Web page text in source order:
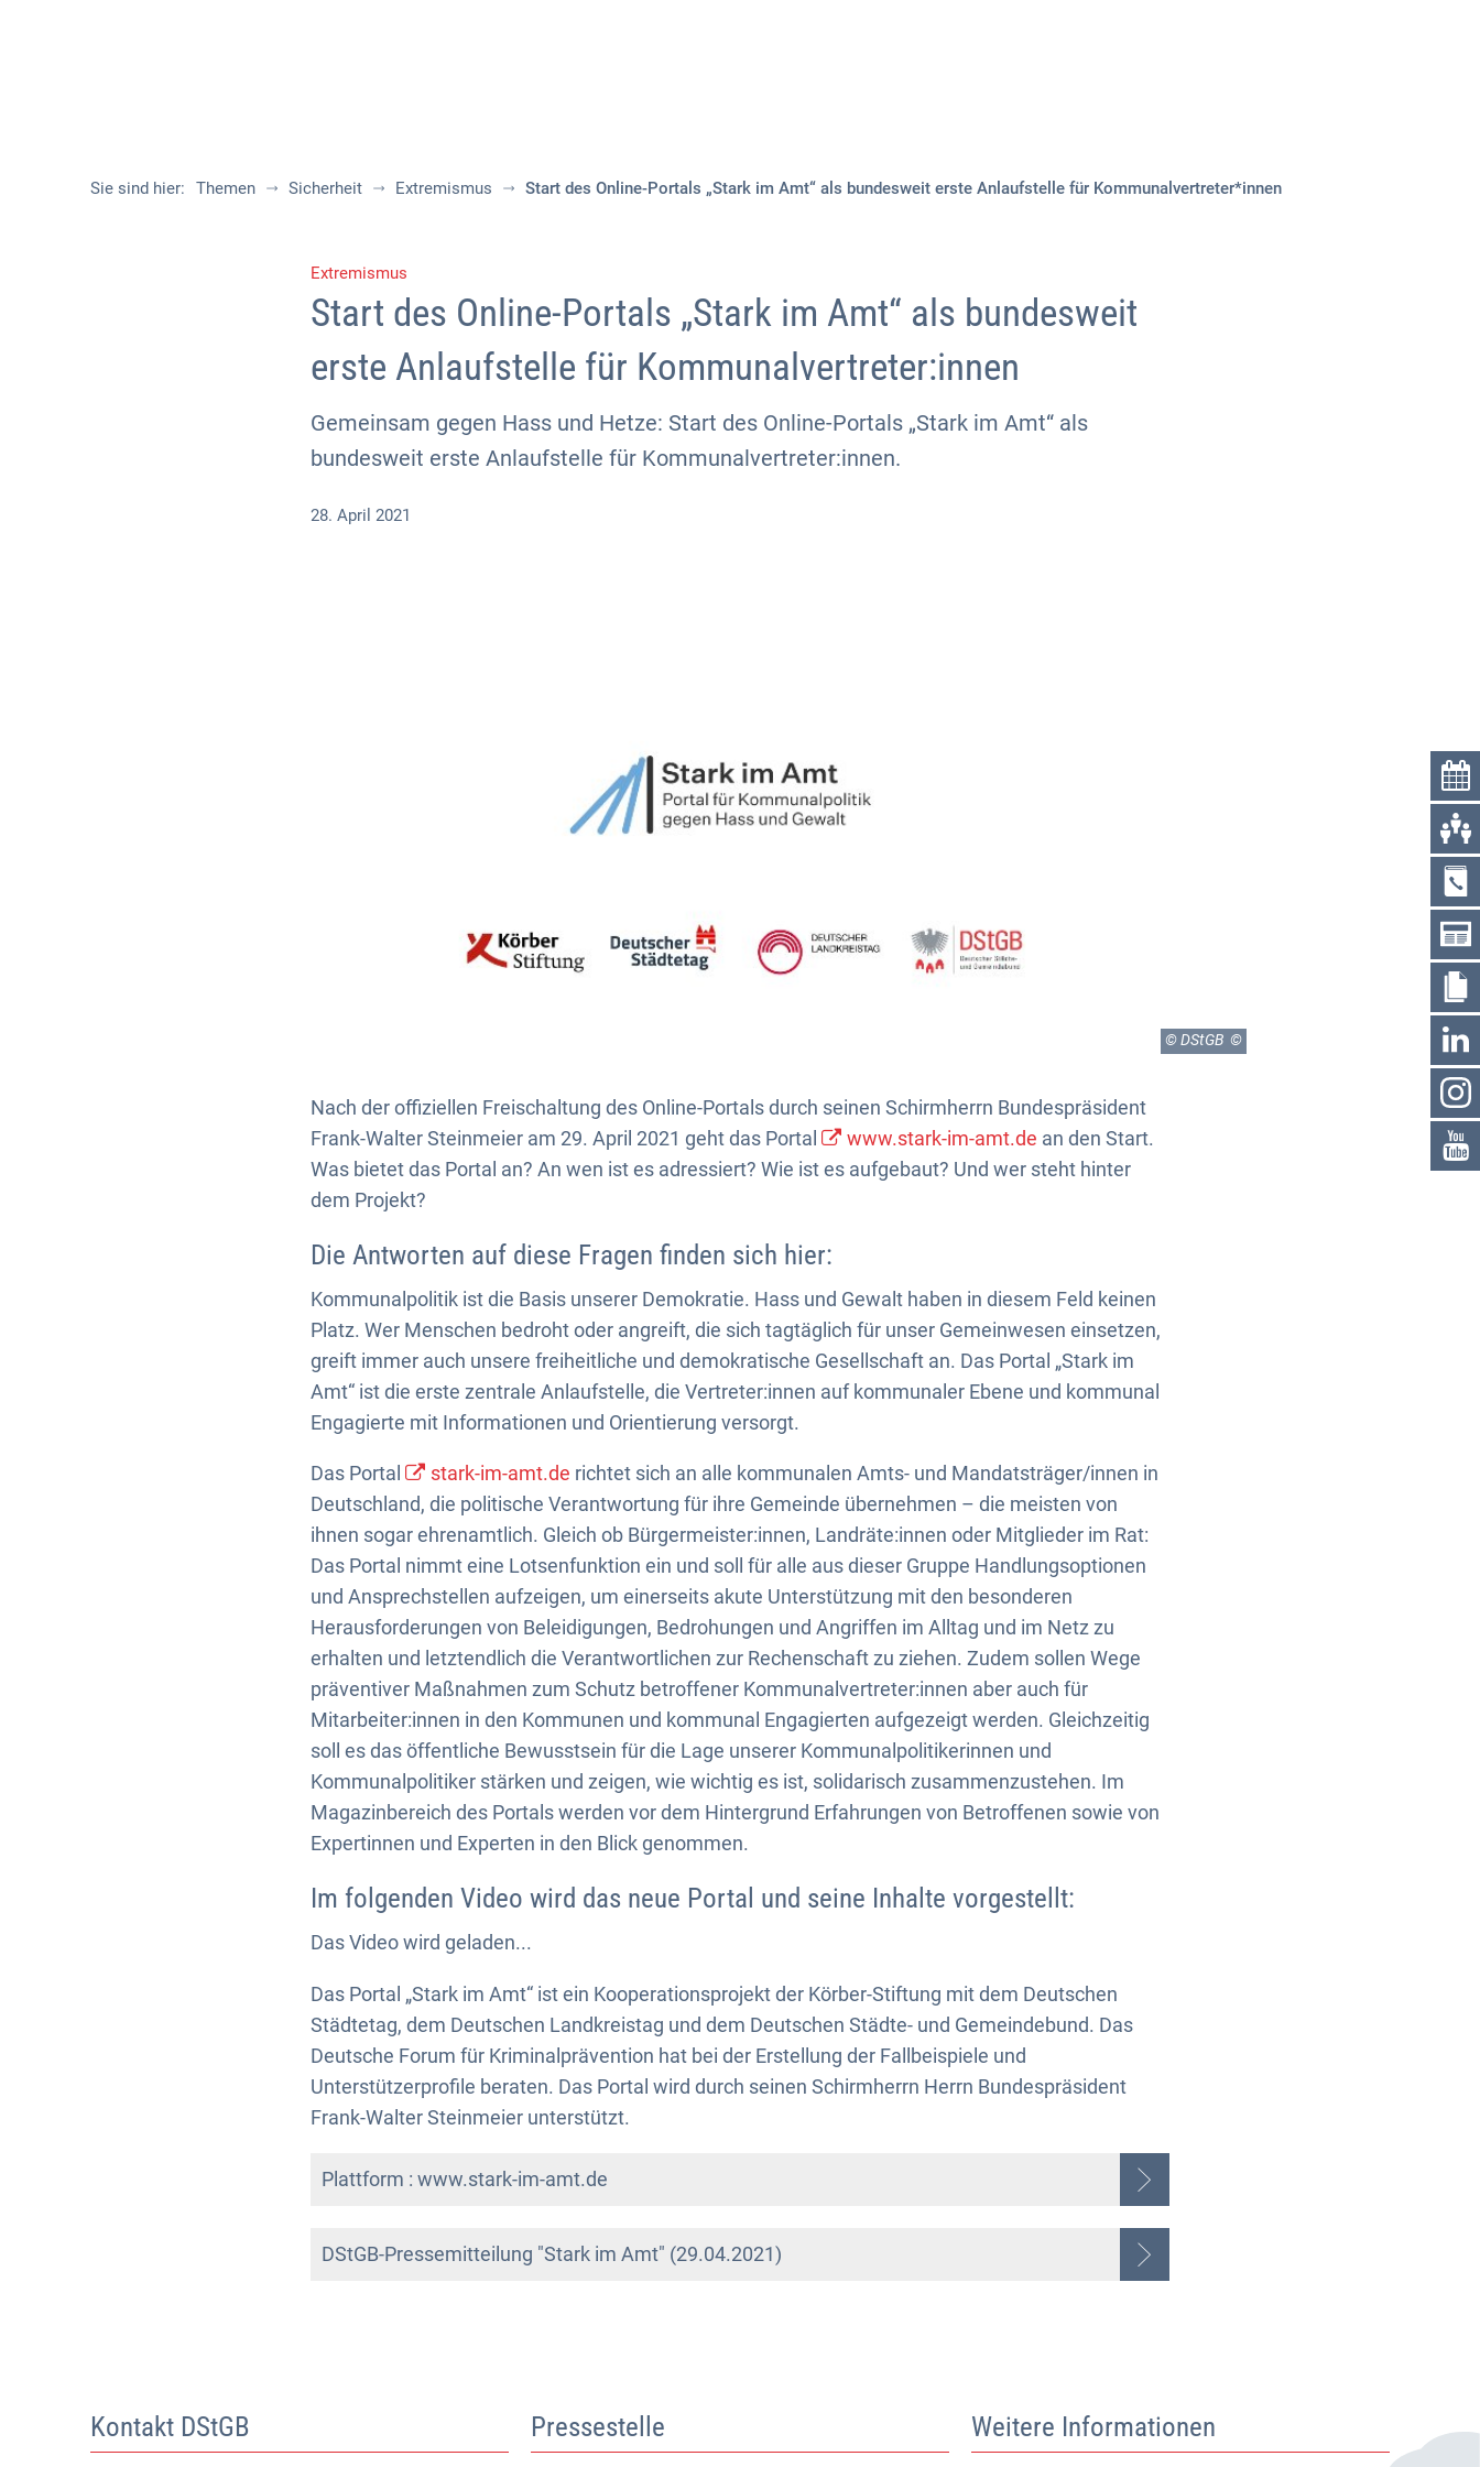
Sie sind hier: Themen Sicherheit Extremismus Start des Online-Portals „Stark im Amt“ als bundesweit erste Anlaufstelle für Kommunalvertreter*innen
Extremismus
Start des Online-Portals „Stark im Amt“ als bundesweit
erste Anlaufstelle für Kommunalvertreter:innen
Gemeinsam gegen Hass und Hetze: Start des Online-Portals „Stark im Amt“ als
bundesweit erste Anlaufstelle für Kommunalvertreter:innen.
28. April 2021
© DStGB
Nach der offiziellen Freischaltung des Online-Portals durch seinen Schirmherrn Bundespräsident
Frank-Walter Steinmeier am 29. April 2021 geht das Portal
www.stark-im-amt.de an den Start.
Was bietet das Portal an? An wen ist es adressiert? Wie ist es aufgebaut? Und wer steht hinter
dem Projekt?
Die Antworten auf diese Fragen finden sich hier:
Kommunalpolitik ist die Basis unserer Demokratie. Hass und Gewalt haben in diesem Feld keinen
Platz. Wer Menschen bedroht oder angreift, die sich tagtäglich für unser Gemeinwesen einsetzen,
greift immer auch unsere freiheitliche und demokratische Gesellschaft an. Das Portal „Stark im
Amt“ ist die erste zentrale Anlaufstelle, die Vertreter:innen auf kommunaler Ebene und kommunal
Engagierte mit Informationen und Orientierung versorgt.
Das Portal stark-im-amt.de richtet sich an alle kommunalen Amts- und Mandatsträger/innen in
Deutschland, die politische Verantwortung für ihre Gemeinde übernehmen – die meisten von
ihnen sogar ehrenamtlich. Gleich ob Bürgermeister:innen, Landräte:innen oder Mitglieder im Rat:
Das Portal nimmt eine Lotsenfunktion ein und soll für alle aus dieser Gruppe Handlungsoptionen
und Ansprechstellen aufzeigen, um einerseits akute Unterstützung mit den besonderen
Herausforderungen von Beleidigungen, Bedrohungen und Angriffen im Alltag und im Netz zu
erhalten und letztendlich die Verantwortlichen zur Rechenschaft zu ziehen. Zudem sollen Wege
präventiver Maßnahmen zum Schutz betroffener Kommunalvertreter:innen aber auch für
Mitarbeiter:innen in den Kommunen und kommunal Engagierten aufgezeigt werden. Gleichzeitig
soll es das öffentliche Bewusstsein für die Lage unserer Kommunalpolitikerinnen und
Kommunalpolitiker stärken und zeigen, wie wichtig es ist, solidarisch zusammenzustehen. Im
Magazinbereich des Portals werden vor dem Hintergrund Erfahrungen von Betroffenen sowie von
Expertinnen und Experten in den Blick genommen.
Im folgenden Video wird das neue Portal und seine Inhalte vorgestellt:
Das Video wird geladen...
Das Portal „Stark im Amt“ ist ein Kooperationsprojekt der Körber-Stiftung mit dem Deutschen
Städtetag, dem Deutschen Landkreistag und dem Deutschen Städte- und Gemeindebund. Das
Deutsche Forum für Kriminalprävention hat bei der Erstellung der Fallbeispiele und
Unterstützerprofile beraten. Das Portal wird durch seinen Schirmherrn Herrn Bundespräsident
Frank-Walter Steinmeier unterstützt.
Plattform : www.stark-im-amt.de
DStGB-Pressemitteilung "Stark im Amt" (29.04.2021)
Kontakt DStGB Pressestelle Weitere Informationen